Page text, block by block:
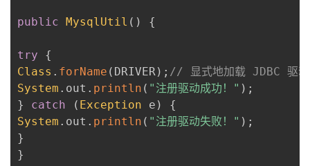
public MysqlUtil ( ) {
try
{
Class . forName ( DRIVER) ; // 显式地加载 JDBC 驱动
System . out . println ( "注册驱动成功！" ) ;
}
catch ( Exception e )
{
System . out . println ( "注册驱动失败！" ) ;
}
}